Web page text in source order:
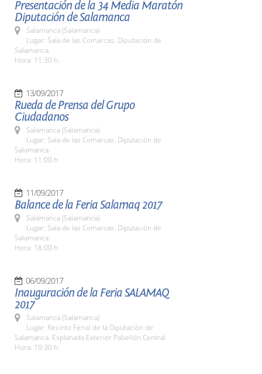
Presentación de la 34 Media Maratón
Diputación de Salamanca
Salamanca (Salamanca)
Lugar: Sala de las Comarcas. Diputación de
Salamanca
Hora: 11:30 h.
13/09/2017
Rueda de Prensa del Grupo
Ciudadanos
Salamanca (Salamanca)
Lugar: Sala de las Comarcas. Diputación de
Salamanca
Hora: 11:00 h.
11/09/2017
Balance de la Feria Salamaq 2017
Salamanca (Salamanca)
Lugar: Sala de las Comarcas. Diputación de
Salamanca
Hora: 18:00 h.
06/09/2017
Inauguración de la Feria SALAMAQ
2017
Salamanca (Salamanca)
Lugar: Recinto Ferial de la Diputación de
Salamanca. Explanada Exterior Pabellón Central
Hora: 10:30 h.